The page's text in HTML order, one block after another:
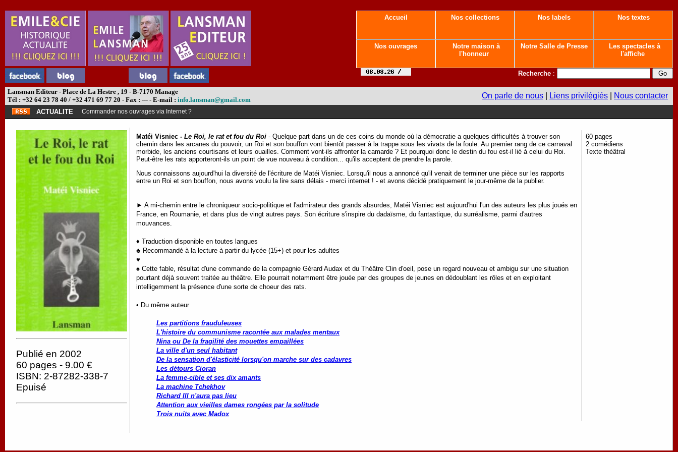
Accueil Nos collections Nos labels Nos textes
Nos ouvrages
Notre maison à
l'honneur
Notre Salle de Presse
Les spectacles à
l'affiche
Recherche :
Lansman Editeur - Place de La Hestre , 19 - B-7170 Manage
Tél : +32 64 23 78 40 / +32 471 69 77 20 - Fax : --- - E-mail : info.lansman@gmail.com On parle de nous Liens privilégiés Nous contacter
ACTUALITE Commander nos ouvrages via Internet ?
Publié en 2002
60 pages - 9.00 €
ISBN: 2-87282-338-7
Epuisé
Matéi Visniec - Le Roi, le rat et fou du Roi - Quelque part dans un de ces coins du monde où la démocratie a quelques difficultés à trouver son
chemin dans les arcanes du pouvoir, un Roi et son bouffon vont bientôt passer à la trappe sous les vivats de la foule. Au premier rang de ce carnaval
morbide, les anciens courtisans et leurs ouailles. Comment vont-ils affronter la camarde ? Et pourquoi donc le destin du fou est-il lié à celui du Roi.
Peut-être les rats apporteront-ils un point de vue nouveau à condition... qu'ils acceptent de prendre la parole.
Nous connaissons aujourd'hui la diversité de l'écriture de Matéi Visniec. Lorsqu'il nous a annoncé qu'il venait de terminer une pièce sur les rapports
entre un Roi et son bouffon, nous avons voulu la lire sans délais - merci internet ! - et avons décidé pratiquement le jour-même de la publier.
► A mi-chemin entre le chroniqueur socio-politique et l'admirateur des grands absurdes, Matéi Visniec est aujourd'hui l'un des auteurs les plus joués en
France, en Roumanie, et dans plus de vingt autres pays. Son écriture s'inspire du dadaïsme, du fantastique, du surréalisme, parmi d'autres
mouvances.
♦ Traduction disponible en toutes langues
♣ Recommandé à la lecture à partir du lycée (15+) et pour les adultes
♥
♠ Cette fable, résultat d'une commande de la compagnie Gérard Audax et du Théâtre Clin d'oeil, pose un regard nouveau et ambigu sur une situation
pourtant déjà souvent traitée au théâtre. Elle pourrait notamment être jouée par des groupes de jeunes en dédoublant les rôles et en exploitant
intelligemment la présence d'une sorte de choeur des rats.
• Du même auteur
Les partitions frauduleuses
L'histoire du communisme racontée aux malades mentaux
Nina ou De la fragilité des mouettes empaillées
La ville d'un seul habitant
De la sensation d'élasticité lorsqu'on marche sur des cadavres
Les détours Cioran
La femme-cible et ses dix amants
La machine Tchekhov
Richard III n'aura pas lieu
Attention aux vieilles dames rongées par la solitude
Trois nuits avec Madox
60 pages
2 comédiens
Texte théâtral